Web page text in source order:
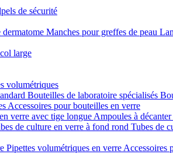
de sécurité
dermatome Manches pour greffes de peau
large
volumétriques
Bouteilles de laboratoire spécialisés
Accessoires pour bouteilles en verre
verre avec tige longue Ampoules à
de culture en verre à fond rond Tubes de
Pipettes volumétriques en verre Accessoires